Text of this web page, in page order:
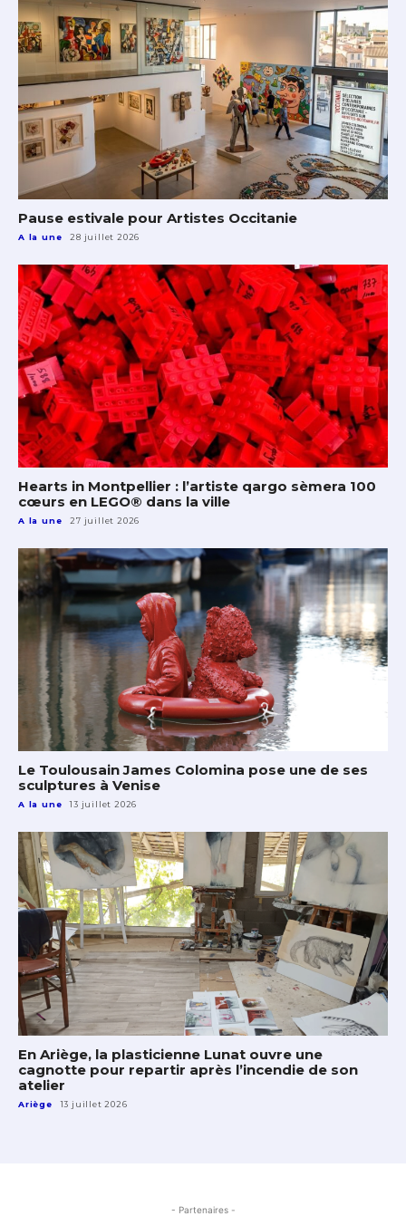
Pause estivale pour Artistes Occitanie
A la une 28 juillet 2026
Hearts in Montpellier : l’artiste qargo sèmera 100
cœurs en LEGO® dans la ville
A la une 27 juillet 2026
Le Toulousain James Colomina pose une de ses
sculptures à Venise
A la une 13 juillet 2026
En Ariège, la plasticienne Lunat ouvre une
cagnotte pour repartir après l’incendie de son
atelier
Ariège 13 juillet 2026
- Partenaires -